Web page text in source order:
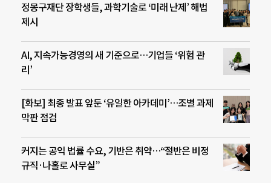
정몽구재단 장학생들, 과학기술로 ‘미래 난제’ 해법
제시
AI, 지속가능경영의 새 기준으로…기업들 ‘위험 관
리’
[화보] 최종 발표 앞둔 ‘유일한 아카데미’…조별 과제
막판 점검
커지는 공익 법률 수요, 기반은 취약…“절반은 비정
규직·나홀로 사무실”